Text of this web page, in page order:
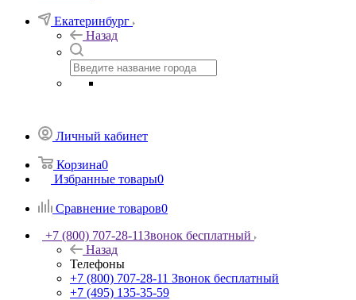
Екатеринбург
Назад
Личный кабинет
Корзина0
Избранные товары0
Сравнение товаров0
+7 (800) 707-28-11Звонок бесплатный
Назад
Телефоны
+7 (800) 707-28-11 Звонок бесплатный
+7 (495) 135-35-59